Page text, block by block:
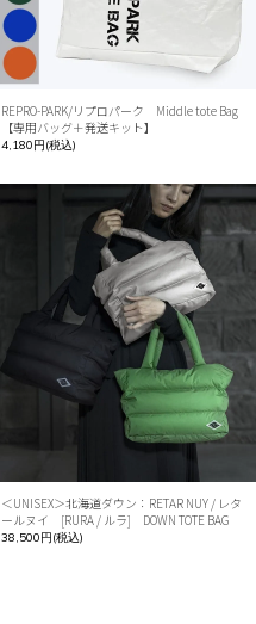
REPRO-PARK/リプロパーク Middle tote Bag
【専用バッグ＋発送キット】
4,180円(税込)
＜UNISEX＞北海道ダウン：RETAR NUY / レタ
ールヌイ [RURA / ルラ] DOWN TOTE BAG
38,500円(税込)